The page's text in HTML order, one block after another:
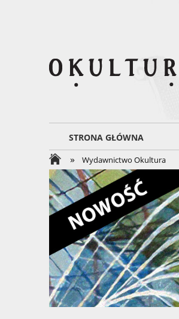
STRONA GŁÓWNA
» Wydawnictwo Okultura